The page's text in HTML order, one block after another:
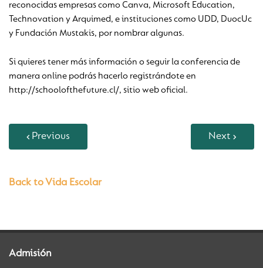
reconocidas empresas como Canva, Microsoft Education,
Technovation y Arquimed, e instituciones como UDD, DuocUc
y Fundación Mustakis, por nombrar algunas.
Si quieres tener más información o seguir la conferencia de
manera online podrás hacerlo registrándote en
http://schoolofthefuture.cl/, sitio web oficial.
Previous Next
Back to Vida Escolar
Admisión